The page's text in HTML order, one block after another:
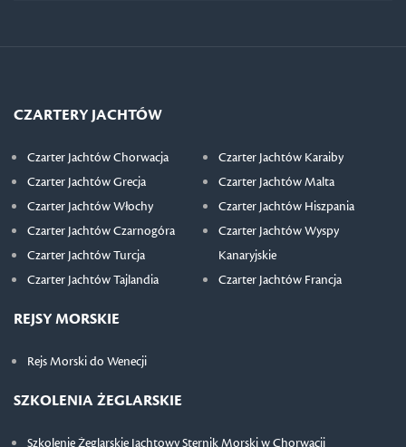
CZARTERY JACHTÓW
Czarter Jachtów Chorwacja
Czarter Jachtów Grecja
Czarter Jachtów Włochy
Czarter Jachtów Czarnogóra
Czarter Jachtów Turcja
Czarter Jachtów Tajlandia
Czarter Jachtów Karaiby
Czarter Jachtów Malta
Czarter Jachtów Hiszpania
Czarter Jachtów Wyspy
Kanaryjskie
Czarter Jachtów Francja
REJSY MORSKIE
Rejs Morski do Wenecji
SZKOLENIA ŻEGLARSKIE
Szkolenie Żeglarskie Jachtowy Sternik Morski w Chorwacji